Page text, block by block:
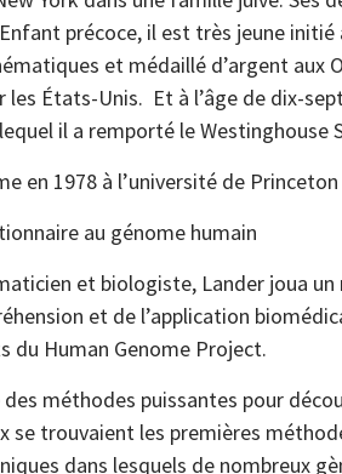
précoce, il est très jeune
et médaillé d’argent aux
États-Unis. Et à l’âge de dix-
il a remporté le Westinghouse
en 1978 à l’université de
au génome humain
et biologiste, Lander joua
et de l’application
du Human Genome Project.
des méthodes puissantes pour
se trouvaient les premières
dans lesquels de nombreux